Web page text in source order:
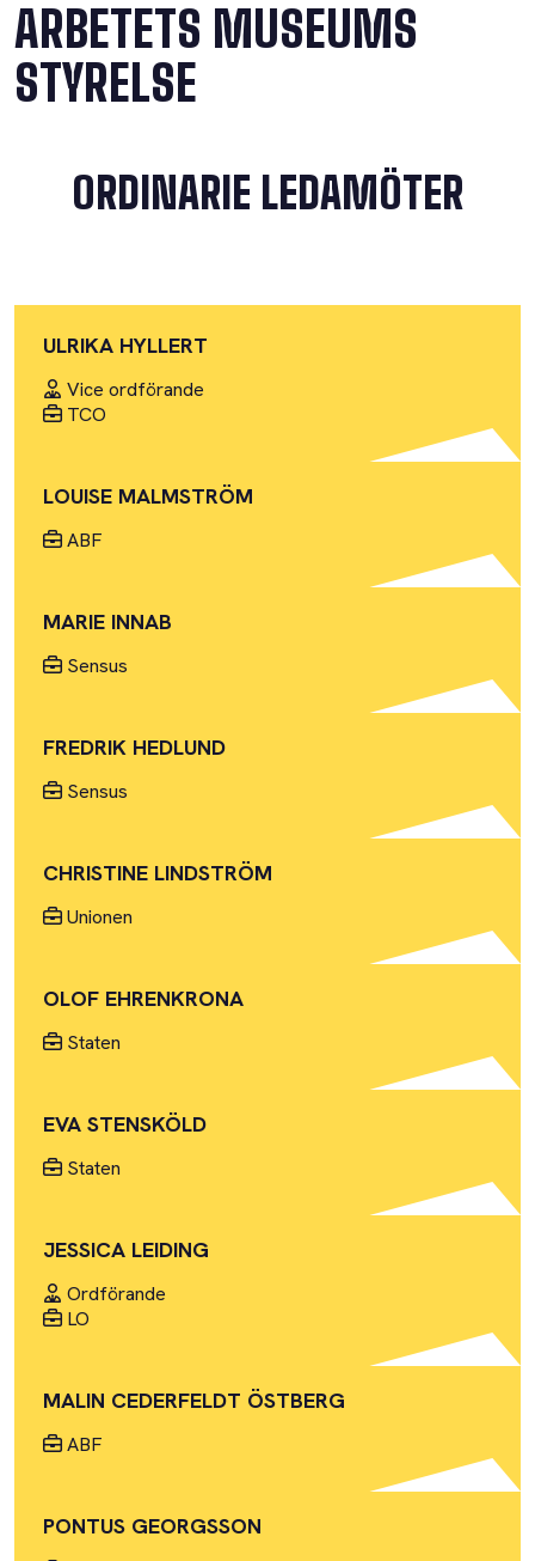
ARBETETS MUSEUMS
STYRELSE
ORDINARIE LEDAMÖTER
ULRIKA HYLLERT
Vice ordförande
TCO
LOUISE MALMSTRÖM
ABF
MARIE INNAB
Sensus
FREDRIK HEDLUND
Sensus
CHRISTINE LINDSTRÖM
Unionen
OLOF EHRENKRONA
Staten
EVA STENSKÖLD
Staten
JESSICA LEIDING
Ordförande
LO
MALIN CEDERFELDT ÖSTBERG
ABF
PONTUS GEORGSSON